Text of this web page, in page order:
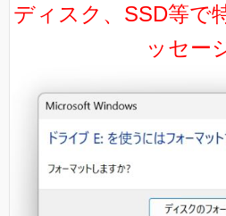
ディスク、SSD等で
ッセー